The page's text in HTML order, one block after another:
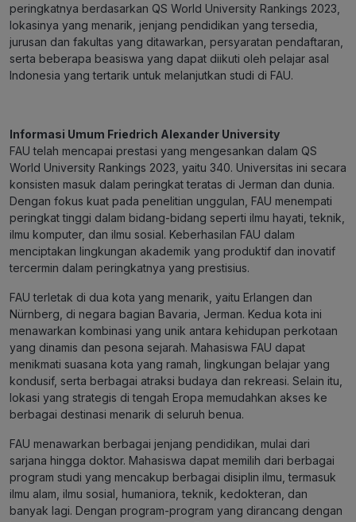
peringkatnya berdasarkan QS World University Rankings 2023,
lokasinya yang menarik, jenjang pendidikan yang tersedia,
jurusan dan fakultas yang ditawarkan, persyaratan pendaftaran,
serta beberapa beasiswa yang dapat diikuti oleh pelajar asal
Indonesia yang tertarik untuk melanjutkan studi di FAU.
Informasi Umum Friedrich Alexander University
FAU telah mencapai prestasi yang mengesankan dalam QS
World University Rankings 2023, yaitu 340. Universitas ini secara
konsisten masuk dalam peringkat teratas di Jerman dan dunia.
Dengan fokus kuat pada penelitian unggulan, FAU menempati
peringkat tinggi dalam bidang-bidang seperti ilmu hayati, teknik,
ilmu komputer, dan ilmu sosial. Keberhasilan FAU dalam
menciptakan lingkungan akademik yang produktif dan inovatif
tercermin dalam peringkatnya yang prestisius.
FAU terletak di dua kota yang menarik, yaitu Erlangen dan
Nürnberg, di negara bagian Bavaria, Jerman. Kedua kota ini
menawarkan kombinasi yang unik antara kehidupan perkotaan
yang dinamis dan pesona sejarah. Mahasiswa FAU dapat
menikmati suasana kota yang ramah, lingkungan belajar yang
kondusif, serta berbagai atraksi budaya dan rekreasi. Selain itu,
lokasi yang strategis di tengah Eropa memudahkan akses ke
berbagai destinasi menarik di seluruh benua.
FAU menawarkan berbagai jenjang pendidikan, mulai dari
sarjana hingga doktor. Mahasiswa dapat memilih dari berbagai
program studi yang mencakup berbagai disiplin ilmu, termasuk
ilmu alam, ilmu sosial, humaniora, teknik, kedokteran, dan
banyak lagi. Dengan program-program yang dirancang dengan